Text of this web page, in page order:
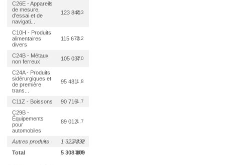
C26E - Appareils
de mesure,
d'essai et de
navigati...
123 8402,3
C10H - Produits
alimentaires
divers
115 6732,2
C24B - Métaux
non ferreux
105 0372,0
C24A - Produits
sidérurgiques et
de première
trans...
95 4811,8
C11Z - Boissons 90 7161,7
C29B -
Équipements
pour
automobiles
89 0121,7
Autres produits 1 322 232
24,9
Total 5 308 109
100